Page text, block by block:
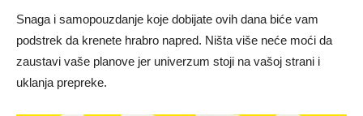
Snaga i samopouzdanje koje dobijate ovih dana biće vam
podstrek da krenete hrabro napred. Ništa više neće moći da
zaustavi vaše planove jer univerzum stoji na vašoj strani i
uklanja prepreke.